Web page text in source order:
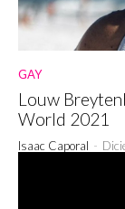
GAY
Louw
World 2021
Isaac Caporal -